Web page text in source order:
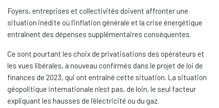
Foyers, entreprises et collectivités doivent affronter une
situation inédite où l’inflation générale et la crise énergétique
entraînent des dépenses supplémentaires conséquentes.
Ce sont pourtant les choix de privatisations des opérateurs et
les vues libérales, à nouveau confirmés dans le projet de loi de
finances de 2023, qui ont entraîné cette situation. La situation
géopolitique internationale n’est pas, de loin, le seul facteur
expliquant les hausses de l’électricité ou du gaz.